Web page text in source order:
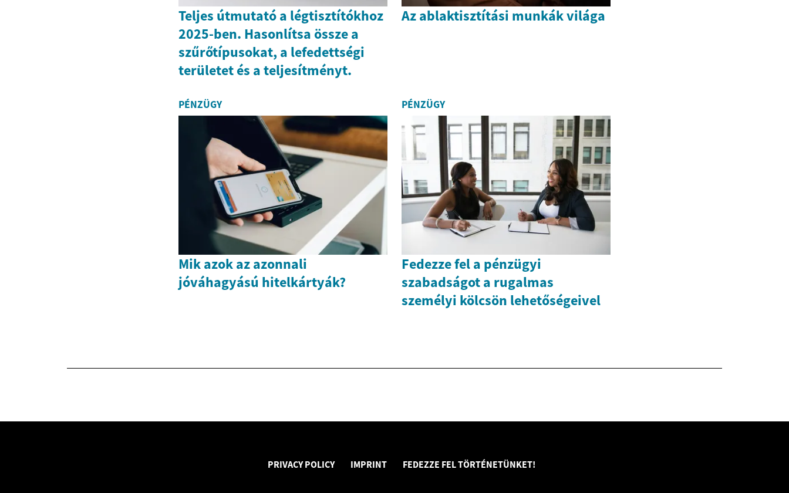
Teljes útmutató a légtisztítókhoz
2025-ben. Hasonlítsa össze a
szűrőtípusokat, a lefedettségi
területet és a teljesítményt.
Az ablaktisztítási munkák világa
PÉNZÜGY
Mik azok az azonnali
jóváhagyású hitelkártyák?
PÉNZÜGY
Fedezze fel a pénzügyi
szabadságot a rugalmas
személyi kölcsön lehetőségeivel
PRIVACY POLICY IMPRINT FEDEZZE FEL TÖRTÉNETÜNKET!